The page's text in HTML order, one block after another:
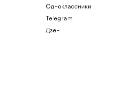
Одноклассники
Telegram
Дзен